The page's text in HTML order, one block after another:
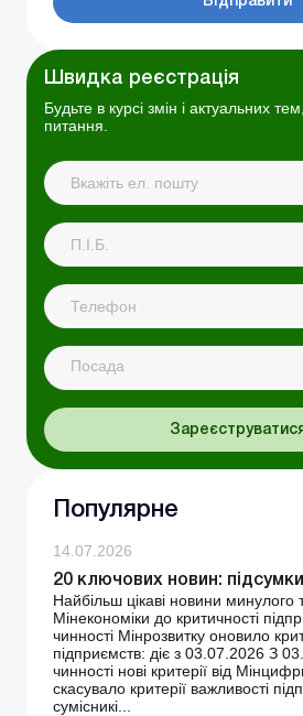
Швидка реєстрація
Будьте в курсі змін і актуальних
питання.
Посада
Популярне
14.07.2026
20 ключових новин:
Найбільш цікаві новини минулого
Мінекономіки до критичності
чинності Мінрозвитку оновило
підприємств: діє з 03.07.2026 З
чинності нові критерії від
скасувало критерії важливості
сумісникі...